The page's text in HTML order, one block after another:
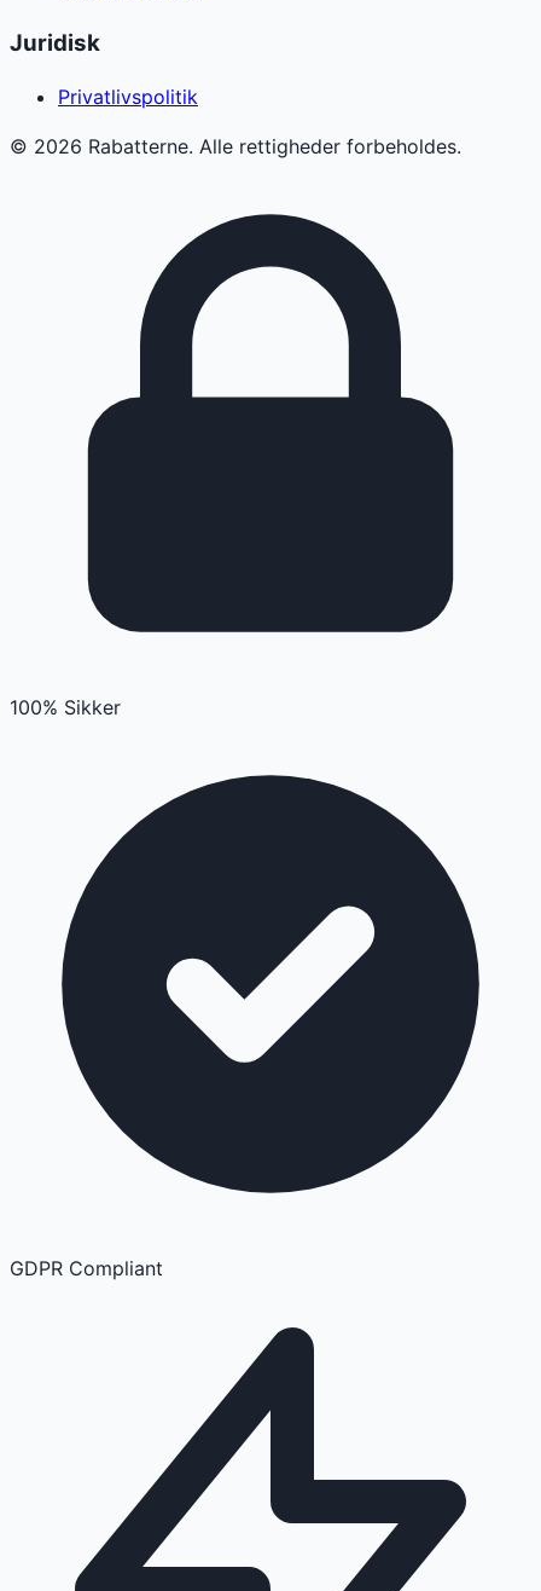
Juridisk
Privatlivspolitik
© 2026 Rabatterne. Alle rettigheder forbeholdes.
100% Sikker
GDPR Compliant